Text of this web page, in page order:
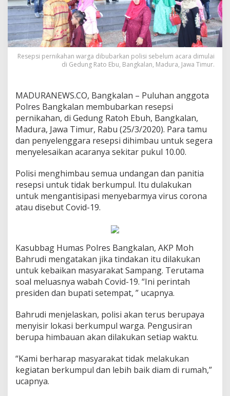
Resepsi pernikahan warga dibubarkan polisi sebelum acara dimulai
di Gedung Rato Ebu, Bangkalan, Madura, Jawa Timur.
MADURANEWS.CO, Bangkalan – Puluhan anggota
Polres Bangkalan membubarkan resepsi
pernikahan, di Gedung Ratoh Ebuh, Bangkalan,
Madura, Jawa Timur, Rabu (25/3/2020). Para tamu
dan penyelenggara resepsi dihimbau untuk segera
menyelesaikan acaranya sekitar pukul 10.00.
Polisi menghimbau semua undangan dan panitia
resepsi untuk tidak berkumpul. Itu dulakukan
untuk mengantisipasi menyebarmya virus corona
atau disebut Covid-19.
Kasubbag Humas Polres Bangkalan, AKP Moh
Bahrudi mengatakan jika tindakan itu dilakukan
untuk kebaikan masyarakat Sampang. Terutama
soal meluasnya wabah Covid-19. “Ini perintah
presiden dan bupati setempat, ” ucapnya.
Bahrudi menjelaskan, polisi akan terus berupaya
menyisir lokasi berkumpul warga. Pengusiran
berupa himbauan akan dilakukan setiap waktu.
“Kami berharap masyarakat tidak melakukan
kegiatan berkumpul dan lebih baik diam di rumah,”
ucapnya.